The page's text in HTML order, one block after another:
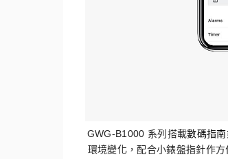
GWG-B1000 系列搭載數碼指
環境變化，配合小錶盤指針作